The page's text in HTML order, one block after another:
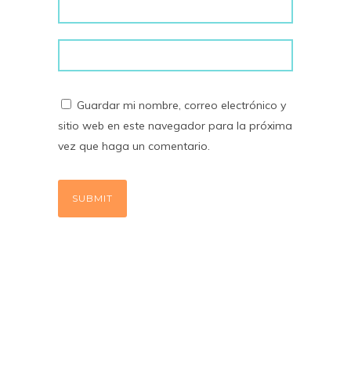
Guardar mi nombre, correo electrónico y
sitio web en este navegador para la próxima
vez que haga un comentario.